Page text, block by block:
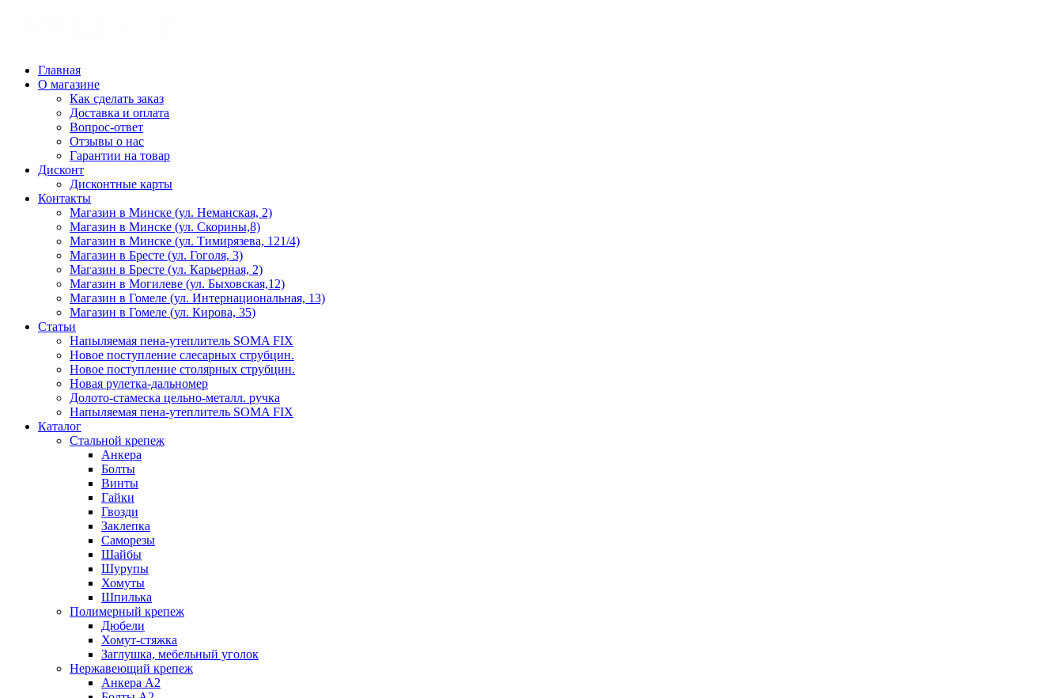
Главная
О магазине
Как сделать заказ
Доставка и оплата
Вопрос-ответ
Отзывы о нас
Гарантии на товар
Дисконт
Дисконтные карты
Контакты
Магазин в Минске (ул. Неманская, 2)
Магазин в Минске (ул. Скорины,8)
Магазин в Минске (ул. Тимирязева, 121/4)
Магазин в Бресте (ул. Гоголя, 3)
Магазин в Бресте (ул. Карьерная, 2)
Магазин в Могилеве (ул. Быховская,12)
Магазин в Гомеле (ул. Интернациональная, 13)
Магазин в Гомеле (ул. Кирова, 35)
Статьи
Напыляемая пена-утеплитель SOMA FIX
Новое поступление слесарных струбцин.
Новое поступление столярных струбцин.
Новая рулетка-дальномер
Долото-стамеска цельно-металл. ручка
Напыляемая пена-утеплитель SOMA FIX
Каталог
Стальной крепеж
Анкера
Болты
Винты
Гайки
Гвозди
Заклепка
Саморезы
Шайбы
Шурупы
Хомуты
Шпилька
Полимерный крепеж
Дюбели
Хомут-стяжка
Заглушка, мебельный уголок
Нержавеющий крепеж
Анкера А2